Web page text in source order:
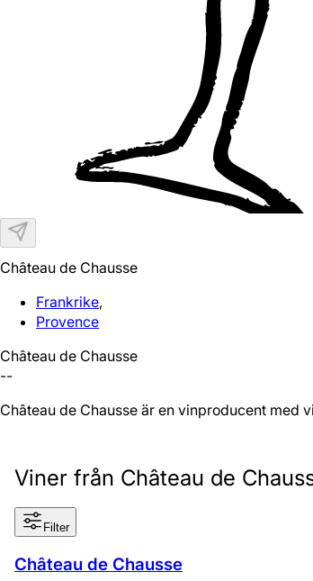
Château de Chausse
Frankrike,
Provence
Château de Chausse
--
Château de Chausse är en vinproducent med
Viner från Château de
Filter
Château de Chausse